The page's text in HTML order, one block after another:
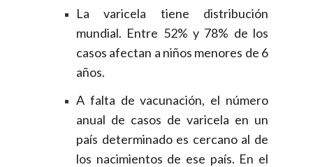
La varicela tiene distribución
mundial. Entre 52% y 78% de los
casos afectan a niños menores de 6
años.
A falta de vacunación, el número
anual de casos de varicela en un
país determinado es cercano al de
los nacimientos de ese país. En el